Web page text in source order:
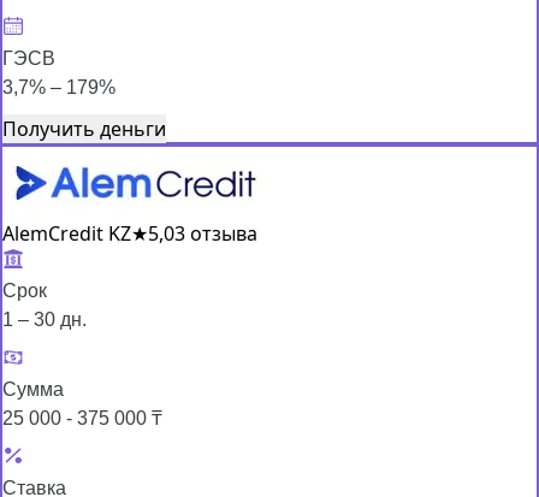
ГЭСВ
3,7% – 179%
Получить деньги
AlemCredit KZ★5,03 отзыва
Срок
1 – 30 дн.
Сумма
25 000 - 375 000 ₸
Ставка